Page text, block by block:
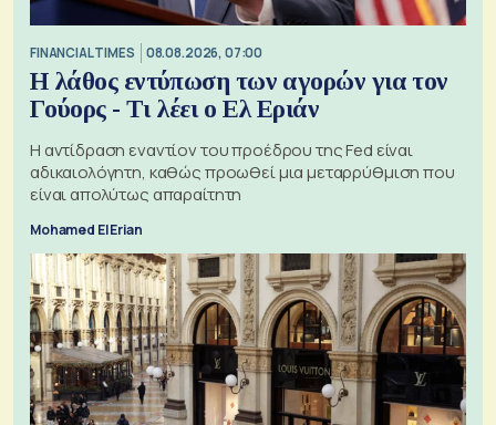
FINANCIAL TIMES 08.08.2026, 07:00
Η λάθος εντύπωση των αγορών για τον
Γούορς - Τι λέει ο Ελ Εριάν
Η αντίδραση εναντίον του προέδρου της Fed είναι
αδικαιολόγητη, καθώς προωθεί μια μεταρρύθμιση που
είναι απολύτως απαραίτητη
Mohamed El Erian